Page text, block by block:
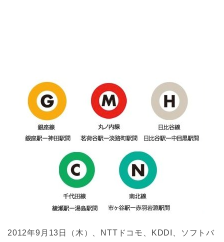
2012年9月13日（木）、NTTドコモ、KDDI、ソフトバ